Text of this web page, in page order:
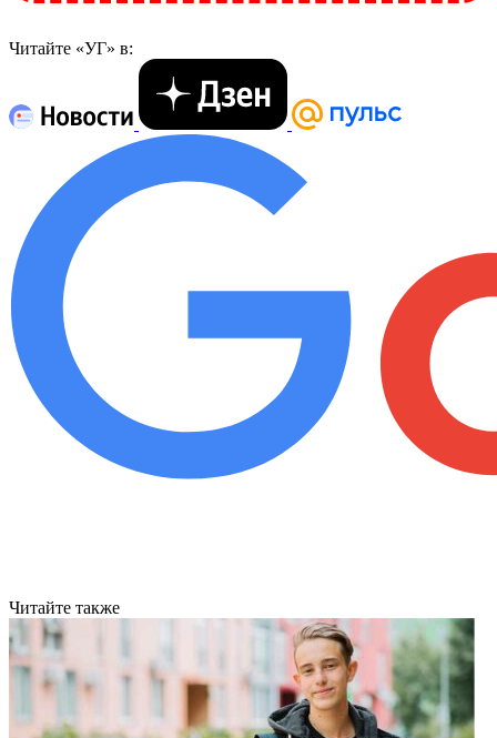
Читайте «УГ» в:
Читайте также